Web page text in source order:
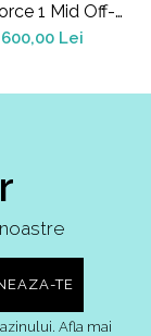
1 Mid Off-
Green
Lei
Afla mai